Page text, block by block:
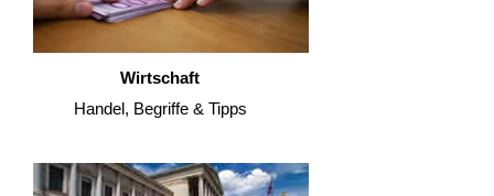
Wirtschaft
Handel, Begriffe & Tipps